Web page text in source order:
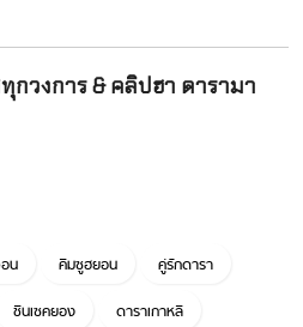
กวงการ & คลิปฮา ดารามา
น คิมซูฮยอน
คู่รักดารา
ชินเซคยอง
ดาราเกาหลี